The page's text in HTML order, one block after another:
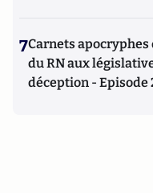
7Carnets apocryphes
du RN aux
déception - Episode